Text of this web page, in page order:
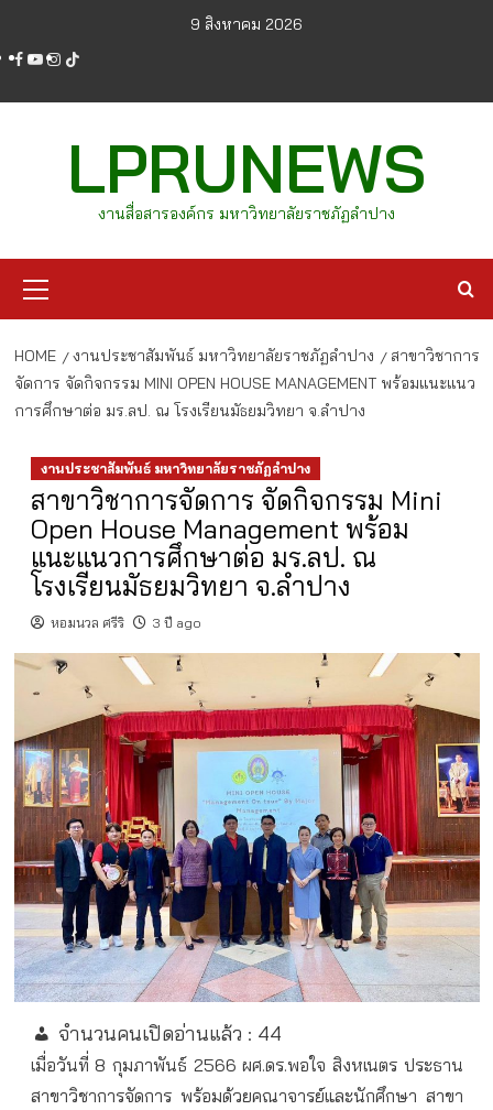
content
9 สิงหาคม 2026
facebook
youtube
instagram
tiktok
LPRUNEWS
งานสื่อสารองค์กร มหาวิทยาลัยราชภัฏลำปาง
Menu
HOME งานประชาสัมพันธ์ มหาวิทยาลัยราชภัฏลำปาง
สาขาวิชาการ
จัดการ จัดกิจกรรม MINI OPEN HOUSE MANAGEMENT พร้อมแนะแนว
การศึกษาต่อ มร.ลป. ณ โรงเรียนมัธยมวิทยา จ.ลำปาง
งานประชาสัมพันธ์ มหาวิทยาลัยราชภัฏลำปาง
สาขาวิชาการจัดการ จัดกิจกรรม Mini
Open House Management พร้อม
แนะแนวการศึกษาต่อ มร.ลป. ณ
โรงเรียนมัธยมวิทยา จ.ลำปาง
หอมนวล ศรีริ 3 ปี ago
จำนวนคนเปิดอ่านแล้ว : 44
เมื่อวันที่ 8 กุมภาพันธ์ 2566 ผศ.ดร.พอใจ สิงหเนตร ประธาน
สาขาวิชาการจัดการ พร้อมด้วยคณาจารย์และนักศึกษา สาขา